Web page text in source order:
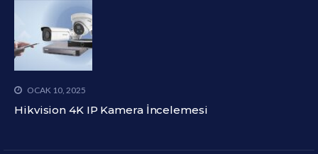
OCAK 10, 2025
Hikvision 4K IP Kamera İncelemesi